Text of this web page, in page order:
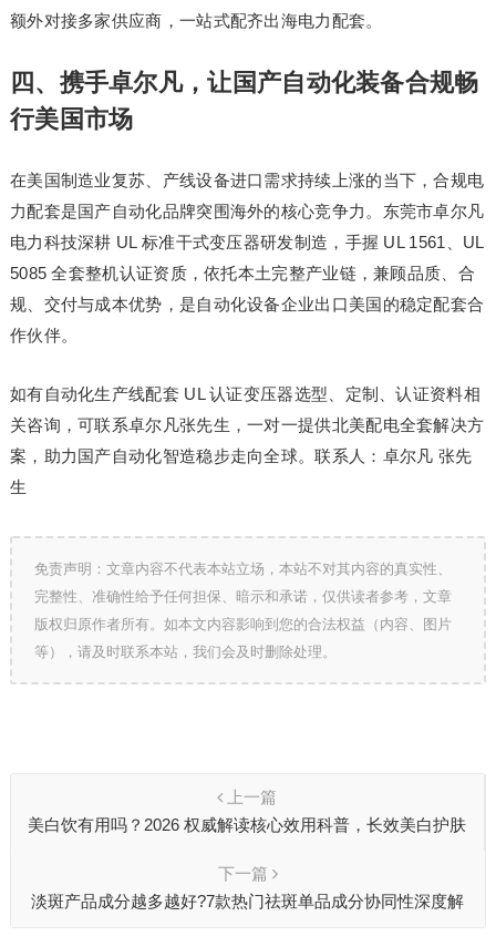
额外对接多家供应商，一站式配齐出海电力配套。
四、携手卓尔凡，让国产自动化装备合规畅
行美国市场
在美国制造业复苏、产线设备进口需求持续上涨的当下，合规电
力配套是国产自动化品牌突围海外的核心竞争力。东莞市卓尔凡
电力科技深耕 UL 标准干式变压器研发制造，手握 UL 1561、UL
5085 全套整机认证资质，依托本土完整产业链，兼顾品质、合
规、交付与成本优势，是自动化设备企业出口美国的稳定配套合
作伙伴。
如有自动化生产线配套 UL 认证变压器选型、定制、认证资料相
关咨询，可联系卓尔凡张先生，一对一提供北美配电全套解决方
案，助力国产自动化智造稳步走向全球。联系人：卓尔凡 张先
生
免责声明：文章内容不代表本站立场，本站不对其内容的真实性、
完整性、准确性给予任何担保、暗示和承诺，仅供读者参考，文章
版权归原作者所有。如本文内容影响到您的合法权益（内容、图片
等），请及时联系本站，我们会及时删除处理。
上一篇
美白饮有用吗？2026 权威解读核心效用科普，长效美白护肤
下一篇
淡斑产品成分越多越好?7款热门祛斑单品成分协同性深度解